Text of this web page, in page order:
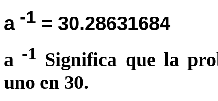
a -1 = 30.28631684
a -1 Significa que la
uno en 30.